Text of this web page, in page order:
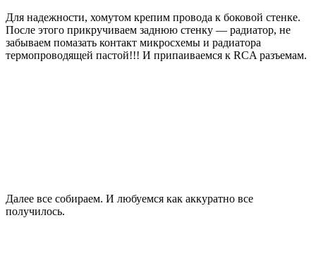
Для надежности, хомутом крепим провода к боковой стенке.
После этого прикручиваем заднюю стенку — радиатор, не
забываем помазать контакт микросхемы и радиатора
термопроводящей пастой!!! И припаиваемся к RCA разъемам.
Далее все собираем. И любуемся как аккуратно все
получилось.